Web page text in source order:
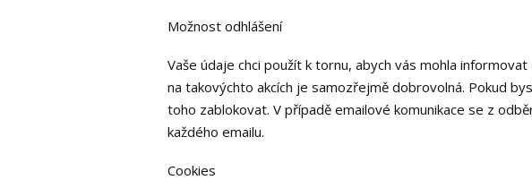
Možnost odhlášení
Vaše údaje chci použít k tornu, abych vás mohla
na takovýchto akcích je samozřejmě dobrovolná. Pokud
toho zablokovat. V případě emailové komunikace se z
každého emailu.
Cookies